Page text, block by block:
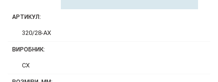
АРТИКУЛ:
320/28-AX
ВИРОБНИК:
CX